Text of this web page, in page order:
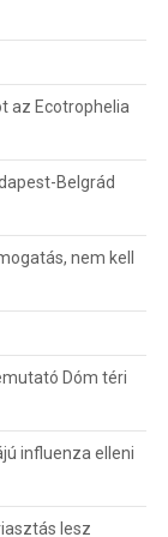
az Ecotrophelia
Belgrád
nem kell
Dóm téri
influenza elleni
lesz